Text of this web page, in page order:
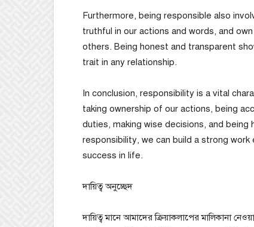
Furthermore, being responsible also
truthful in our actions and words, and
others. Being honest and transparent
trait in any relationship.
In conclusion, responsibility is a vital
taking ownership of our actions, being
duties, making wise decisions, and
responsibility, we can build a strong
success in life.
দায়িত্ব অনুচ্ছেদ
দায়িত্ব মানে আমাদের ক্রিয়াকলাপের মালিকানা